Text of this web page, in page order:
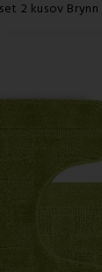
2 kusov Brynn